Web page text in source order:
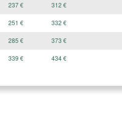
237 € 312 €
251 € 332 €
285 € 373 €
339 € 434 €